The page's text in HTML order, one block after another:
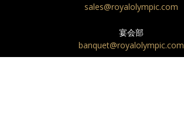
sales@royalolympic.com
宴会部
banquet@royalolympic.com